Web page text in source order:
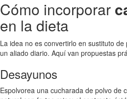
Cómo incorporar
en la dieta
La idea no es convertirlo en sustituto
un aliado diario. Aquí van propuestas
Desayunos
Espolvorea una cucharada de polvo de